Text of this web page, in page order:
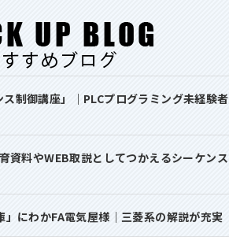
ス制御講座」｜PLCプログラミング未経験者
資料やWEB取説としてつかえるシーケンス
」にわかFA電気屋様｜三菱系の解説が充実